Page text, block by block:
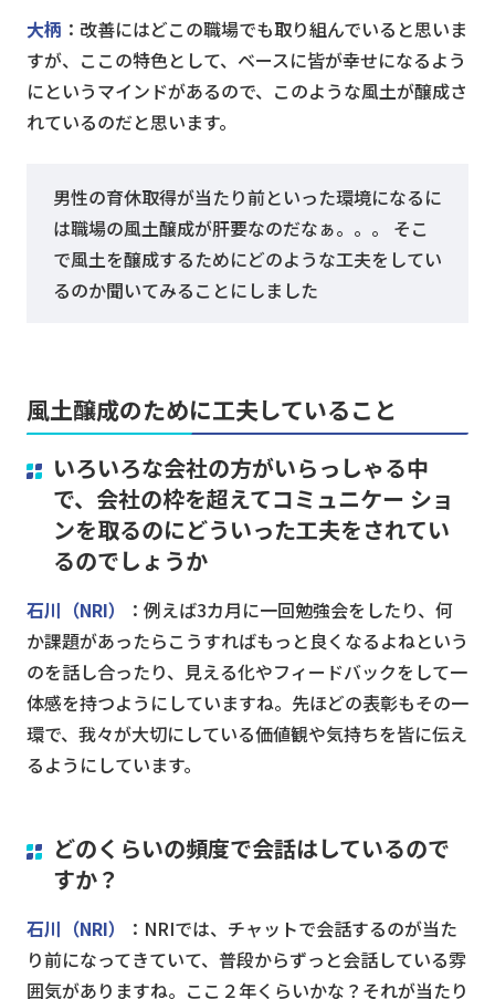
大柄 ：改善にはどこの職場でも取り組んでいると思いま
すが、ここの特色として、ベースに皆が幸せになるよう
にというマインドがあるので、このような風土が醸成さ
れているのだと思います。
男性の育休取得が当たり前といった環境になるに
は職場の風土醸成が肝要なのだなぁ。。。 そこ
で風土を醸成するためにどのような工夫をしてい
るのか聞いてみることにしました
風土醸成のために工夫していること
いろいろな会社の方がいらっしゃる中
で、会社の枠を超えてコミュニケー ショ
ンを取るのにどういった工夫をされてい
るのでしょうか
石川（NRI）
：例えば3カ月に一回勉強会をしたり、何
か課題があったらこうすればもっと良くなるよねという
のを話し合ったり、見える化やフィードバックをして一
体感を持つようにしていますね。先ほどの表彰もその一
環で、我々が大切にしている価値観や気持ちを皆に伝え
るようにしています。
どのくらいの頻度で会話はしているので
すか？
石川（NRI）
：NRIでは、チャットで会話するのが当た
り前になってきていて、普段からずっと会話している雰
囲気がありますね。ここ２年くらいかな？それが当たり